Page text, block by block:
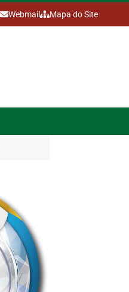
Webmail Mapa do Site